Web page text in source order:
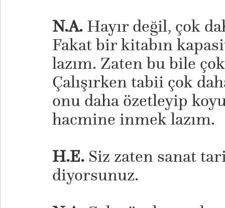
N.A.Hayır değil, çok
Fakat bir kitabın
lazım. Zaten bu bile
Çalışırken tabii çok
onu daha özetleyip
hacmine inmek lazım.
H.E.Siz zaten sanat
diyorsunuz.